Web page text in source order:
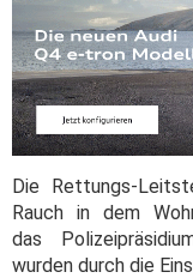
Die Rettungs-
Rauch in dem
das
wurden durch die